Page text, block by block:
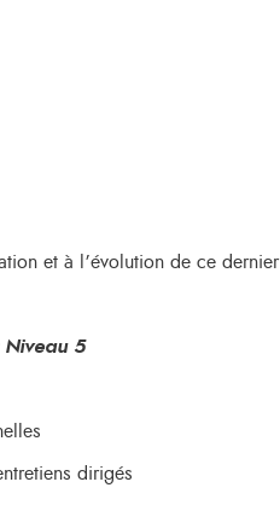
et à l’évolution de ce dernier
Niveau 5
dirigés